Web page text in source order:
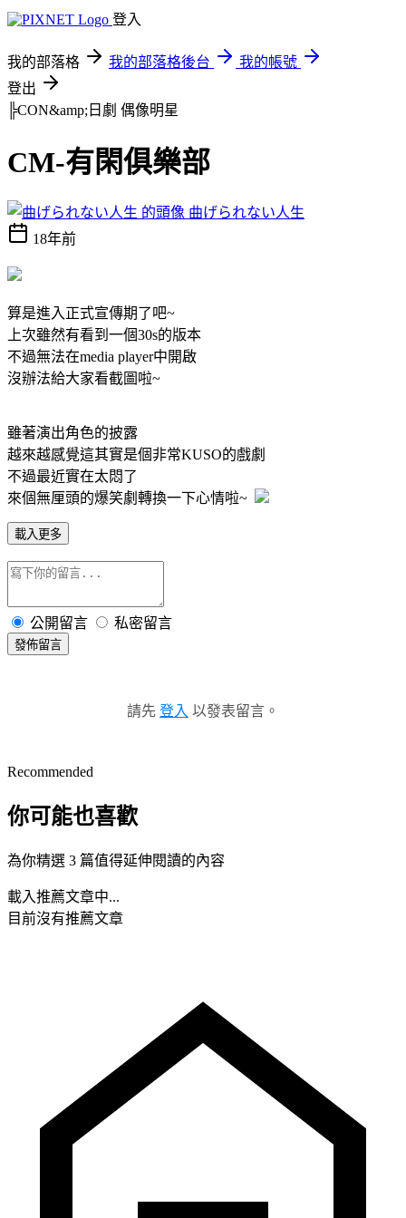
登入
我的部落格 我的部落格後台
我的帳號
登出
╠CON&amp;日劇 偶像明星
CM-有閑俱樂部
曲げられない人生
18年前
算是進入正式宣傳期了吧~
上次雖然有看到一個30s的版本
不過無法在media player中開啟
沒辦法給大家看截圖啦~
雖著演出角色的披露
越來越感覺這其實是個非常KUSO的戲劇
不過最近實在太悶了
來個無厘頭的爆笑劇轉換一下心情啦~
載入更多
公開留言 私密留言
發佈留言
請先 登入 以發表留言。
Recommended
你可能也喜歡
為你精選 3 篇值得延伸閱讀的內容
載入推薦文章中...
目前沒有推薦文章